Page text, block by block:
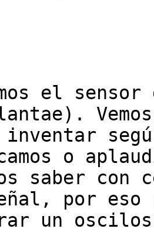
el
inventar
o
saber con
por eso
un